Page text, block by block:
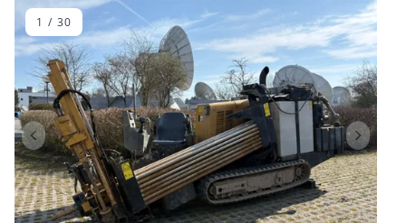
Lot précédent Lot
1 / 30